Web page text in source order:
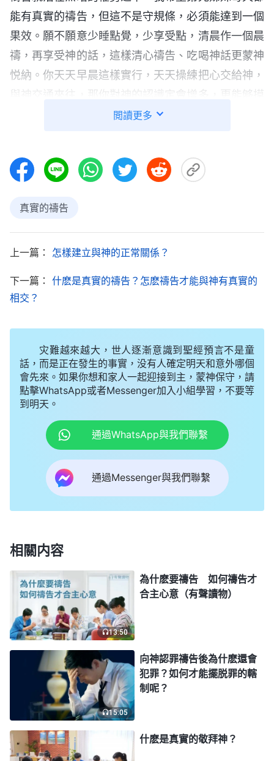
能有真實的禱告，但這不是守規條，必須能達到一個
果效。願不願意少睡點覺，少享受點，清晨作一個晨
禱，再享受神的話，這樣清心禱告、吃喝神話更蒙神
悦納。你天天早晨這樣實行，天天操練把心交給神，
着神的心意。你説：「神哪！我願意盡上我的本分，
工，讓我能真心愛你、滿足你，以你為追求目標。」
自己禱告，還要為着遵行神旨意、為着愛神禱告，這
樣的禱告最真實。你是不是為遵行神旨意禱告的人？
以前你們不會禱告，而且把禱告這事都忽略了，
現在在禱告上需要好好操練。如果你裏面愛神的勁起
不來你怎麽禱告？你説：「神啊！我的心不能真實愛
去一切消極情形，不受任何人、事、物的轄制，完全
在你面前敞開我的心，使我的全人完全奉獻在你面
前，你怎樣試煉我都行。現在我不考慮有没有前途，
我也不受死的轄制，我願意以愛你的心來尋求人生之
道。萬事萬物都在你的手中，我的命運在你的手中，
我的一生更在你的手中掌握。現在我追求愛你，不管
你讓不讓我愛，不管撒但如何攪擾，但是我定規要愛
你。」遇到這事就這樣禱告，你天天這樣禱告，愛神
禱告主要是跟神説實話、説心裏話，你説，「神
哪！你知道人的敗壞，今天我又做了一件没有理智的
事，我裏面有存心，我這個人詭詐，當時没按着你的
心意去做，没按着真理去做，按着我的意思去做了，
我還為自己辯護。現在我認識到自己的敗壞了，求你
更多地開啓我，讓我明白真理，能實行出真理脱去這
些敗壞」，就這麽禱告，實際的事實際地交代、實際
地説。多數人在神面前禱告都是道理的話居多，都不
是發自内心的真實禱告，只是在思想上有點認識，心
裏願意悔改，但在真理上并没有下功夫揣摩、認識
閲讀更多
真實的禱告
上一篇： 怎樣建立與神的正常關係？
下一篇： 什麽是真實的禱告？怎麽禱告才能與神有真實的
相交？
灾難越來越大，世人逐漸意識到聖經預言不是童
話，而是正在發生的事實，没有人確定明天和意外哪個
會先來。如果你想和家人一起迎接到主，蒙神保守，請
點擊WhatsApp或者Messenger加入小組學習，不要等
到明天。
通過WhatsApp與我們聯繫
通過Messenger與我們聯繫
相關内容
13:50
為什麽要禱告 如何禱告才
合主心意（有聲讀物）
15:05
向神認罪禱告後為什麽還會
犯罪？如何才能擺脱罪的轄
制呢？
什麽是真實的敬拜神？